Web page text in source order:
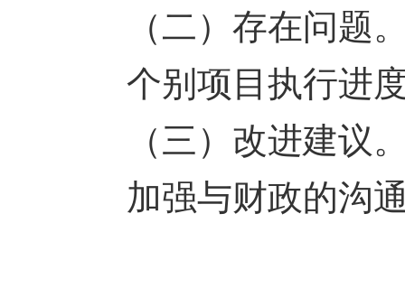
（二）存在问题
个别项目执行进度
（三）改进建议
加强与财政的沟通